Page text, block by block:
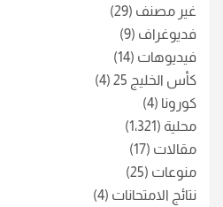
غير مصنف (29)
فديوغراف (9)
فيديوهات (14)
كأس الخليج 25
(4)
كورونا (4)
محلية (1٬321)
مقالات (17)
منوعات (25)
نتائج الامتحانات (4)